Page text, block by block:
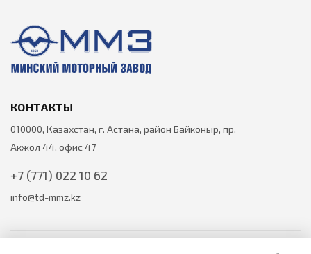
КОНТАКТЫ
010000, Казахстан, г. Астана, район Байконыр, пр.
Акжол 44, офис 47
+7 (771) 022 10 62
info@td-mmz.kz